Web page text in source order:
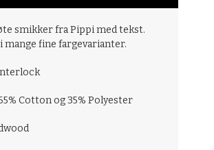
smikker fra Pippi med tekst.
mange fine fargevarianter.
Cotton og 35% Polyester